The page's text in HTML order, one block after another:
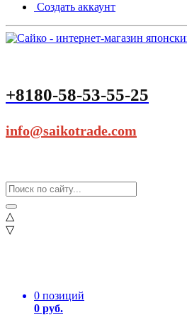
Создать аккаунт
+8180-58-53-55-25
info@saikotrade.com
△
▽
0 позиций
0 руб.